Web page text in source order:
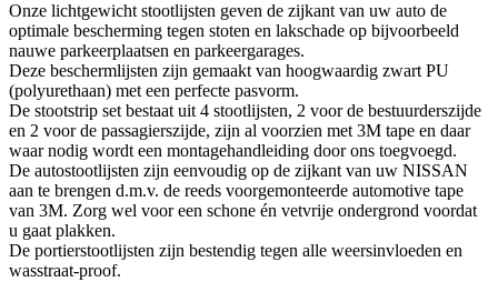
Onze lichtgewicht stootlijsten geven de zijkant van uw auto de
optimale bescherming tegen stoten en lakschade op bijvoorbeeld
nauwe parkeerplaatsen en parkeergarages.
Deze beschermlijsten zijn gemaakt van hoogwaardig zwart PU
(polyurethaan) met een perfecte pasvorm.
De stootstrip set bestaat uit 4 stootlijsten, 2 voor de bestuurderszijde
en 2 voor de passagierszijde, zijn al voorzien met 3M tape en daar
waar nodig wordt een montagehandleiding door ons toegvoegd.
De autostootlijsten zijn eenvoudig op de zijkant van uw NISSAN
aan te brengen d.m.v. de reeds voorgemonteerde automotive tape
van 3M. Zorg wel voor een schone én vetvrije ondergrond voordat
u gaat plakken.
De portierstootlijsten zijn bestendig tegen alle weersinvloeden en
wasstraat-proof.